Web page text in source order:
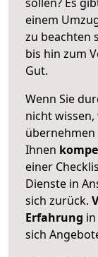
einem
zu beachten
bis hin zum
Gut.
Wenn Sie
nicht wissen,
Ihnen
einer
Dienste in
sich zurück.
Erfahrung
sich